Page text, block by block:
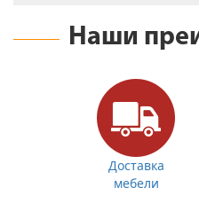
Доставка
мебели